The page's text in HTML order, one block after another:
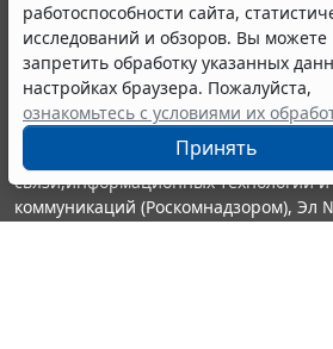
работоспособности сайта,
исследований и обзоров. Вы можете
запретить обработку указанных
настройках браузера. Пожалуйста,
ознакомьтесь с условиями их
Принять
© ООО "НПП "ГАРАНТ-СЕРВИС", 2026.
выпускается с 1990 года. Компания
являются участниками Российской
информации ГАРАНТ.
Портал ГАРАНТ.РУ зарегистрирован в
издания Федеральной службой по
связи,информационных технологий
коммуникаций (Роскомнадзором), Эл